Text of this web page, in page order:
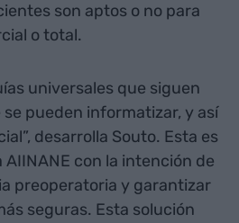
son aptos o no para
o total.
universales que siguen
pueden informatizar, y así
desarrolla Souto. Esta es
con la intención de
preoperatoria y garantizar
seguras. Esta solución